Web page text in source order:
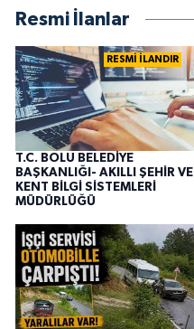
Resmi İlanlar
RESMİ İLANDIR
T.C. BOLU BELEDİYE
BAŞKANLIĞI- AKILLI ŞEHİR VE
KENT BİLGİ SİSTEMLERİ
MÜDÜRLÜĞÜ